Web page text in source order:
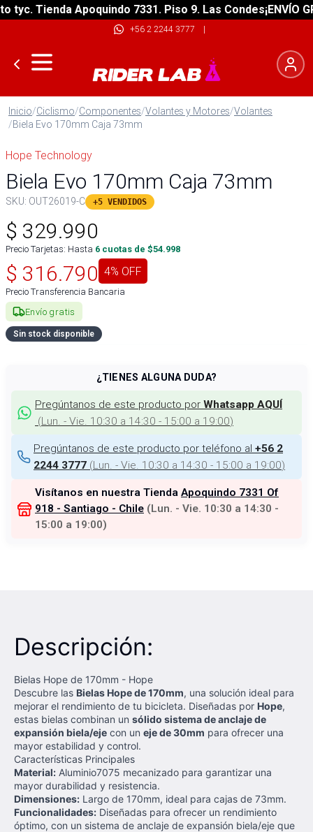
Tienda Apoquindo 7331. Piso 9. Las Condes¡ENVÍO
+56 2 2244 3777 |
Inicio/Ciclismo/Componentes/Volantes y Motores/Volantes
/Biela Evo 170mm Caja 73mm
Hope Technology
Biela Evo 170mm Caja 73mm
SKU: OUT26019-C +5 VENDIDOS
$ 329.990
Precio Tarjetas: Hasta 6 cuotas de $54.998
$ 316.790 4% OFF
Precio Transferencia Bancaria
Envío gratis
Sin stock disponible
¿TIENES ALGUNA DUDA?
Pregúntanos de este producto por Whatsapp AQUÍ
(Lun. - Vie. 10:30 a 14:30 - 15:00 a 19:00)
Pregúntanos de este producto por teléfono al +56 2
2244 3777 (Lun. - Vie. 10:30 a 14:30 - 15:00 a 19:00)
Visítanos en nuestra Tienda Apoquindo 7331 Of
918 - Santiago - Chile (Lun. - Vie. 10:30 a 14:30 -
15:00 a 19:00)
Descripción:
Bielas Hope de 170mm - Hope
Descubre las Bielas Hope de 170mm, una solución ideal para
mejorar el rendimiento de tu bicicleta. Diseñadas por Hope,
estas bielas combinan un sólido sistema de anclaje de
expansión biela/eje con un eje de 30mm para ofrecer una
mayor estabilidad y control.
Características Principales
Material: Aluminio7075 mecanizado para garantizar una
mayor durabilidad y resistencia.
Dimensiones: Largo de 170mm, ideal para cajas de 73mm.
Funcionalidades: Diseñadas para ofrecer un rendimiento
óptimo, con un sistema de anclaje de expansión biela/eje que